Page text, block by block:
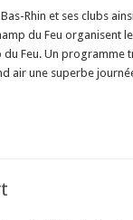
Rhin et ses clubs
du Feu organisent
du Feu. Un
air une superbe